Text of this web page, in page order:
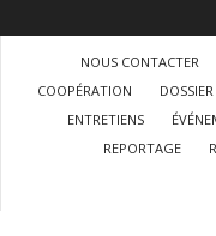
NOUS CONTACTER
COOPÉRATION
DOSSIER
ENTRETIENS
REPORTAGE